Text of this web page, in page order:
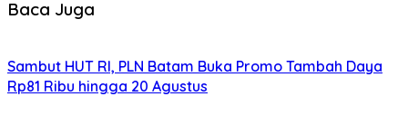
Baca Juga
Sambut HUT RI, PLN Batam Buka Promo Tambah Daya
Rp81 Ribu hingga 20 Agustus